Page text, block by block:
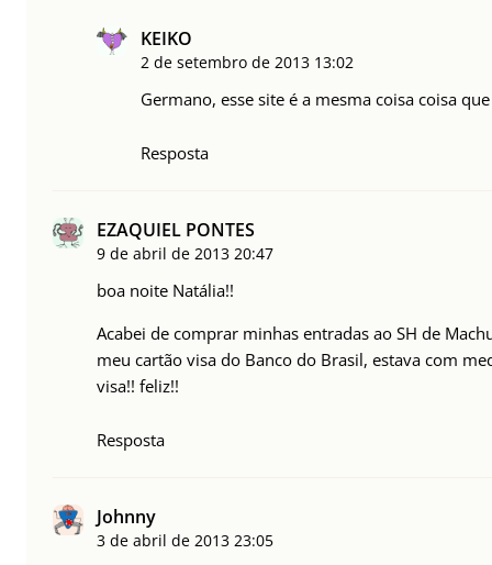
KEIKO
2 de setembro de 2013 13:02
Germano, esse site é a mesma coisa coisa
Resposta
EZAQUIEL PONTES
9 de abril de 2013 20:47
boa noite Natália!!
Acabei de comprar minhas entradas ao SH de
meu cartão visa do Banco do Brasil, estava com
visa!! feliz!!
Resposta
Johnny
3 de abril de 2013 23:05